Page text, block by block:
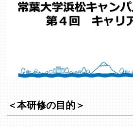
＜本研修の目的＞